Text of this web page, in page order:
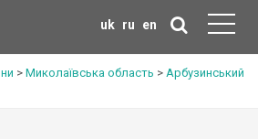
uk ru en
> Миколаївська область > Арбузинський